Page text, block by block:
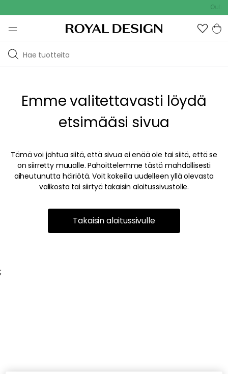
Emme valitettavasti löydä
etsimääsi sivua
Tämä voi johtua siitä, että sivua ei enää ole tai siitä, että se
on siirretty muualle. Pahoittelemme tästä mahdollisesti
aiheutunutta häiriötä. Voit kokeilla uudelleen yllä olevasta
valikosta tai siirtyä takaisin aloitussivustolle.
Takaisin aloitussivulle
;